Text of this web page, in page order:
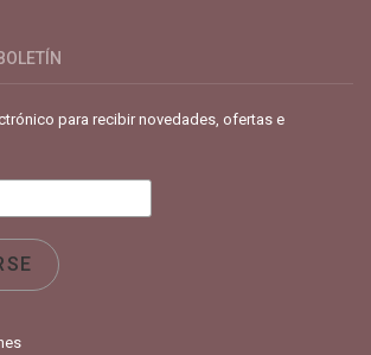
para recibir novedades, ofertas e